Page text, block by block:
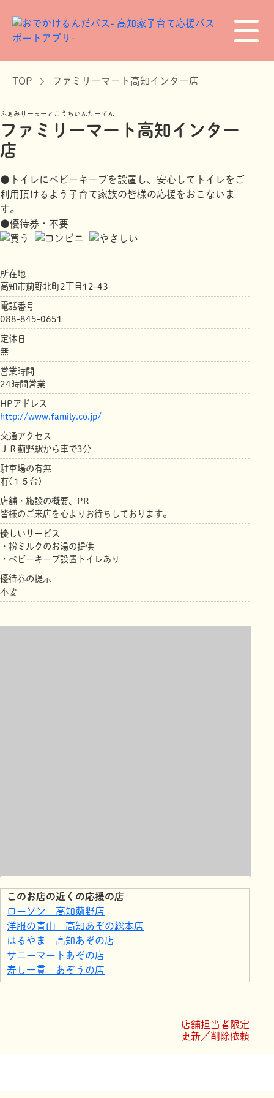
TOP ファミリーマート高知インター店
ふぁみりーまーとこうちいんたーてん
ファミリーマート高知インター
店
●トイレにベビーキープを設置し、安心してトイレをご
利用頂けるよう子育て家族の皆様の応援をおこないま
す。
●優待券・不要
所在地
高知市薊野北町2丁目12-43
電話番号
088-845-0651
定休日
無
営業時間
24時間営業
HPアドレス
http://www.family.co.jp/
交通アクセス
ＪＲ薊野駅から車で3分
駐車場の有無
有(１５台)
店舗・施設の概要、PR
皆様のご来店を心よりお待ちしております。
優しいサービス
・粉ミルクのお湯の提供
・ベビーキープ設置トイレあり
優待券の提示
不要
このお店の近くの応援の店
ローソン 高知薊野店
洋服の青山 高知あぞの総本店
はるやま 高知あぞの店
サニーマートあぞの店
寿し一貫 あぞうの店
ホームセンター ハマート薊野店
店舗担当者限定
更新／削除依頼